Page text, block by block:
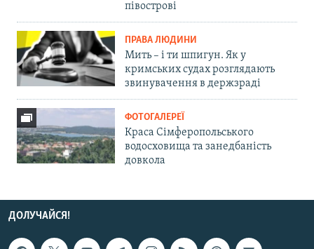
півострові
ПРАВА ЛЮДИНИ
Мить – і ти шпигун. Як у
кримських судах розглядають
звинувачення в держзраді
ФОТОГАЛЕРЕЇ
Краса Сімферопольського
водосховища та занедбаність
довкола
ДОЛУЧАЙСЯ!